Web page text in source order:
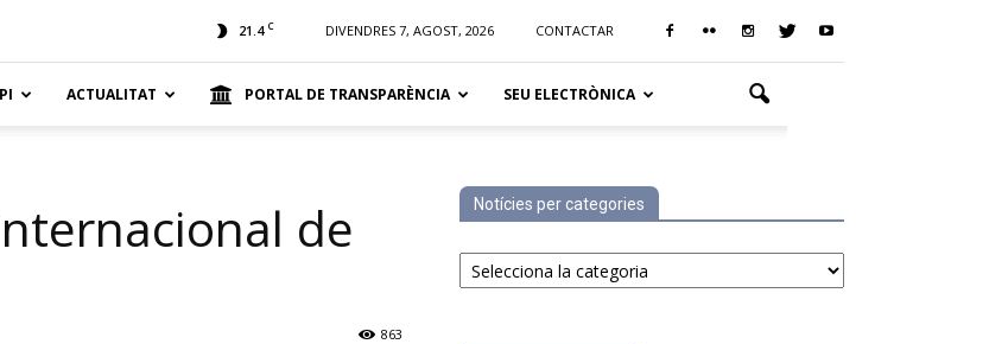
21.4 C DIVENDRES 7, AGOST, 2026 CONTACTAR
ACTUALITAT PORTAL DE TRANSPARÈNCIA SEU ELECTRÒNICA
de
863
Notícies per categories
Notícies
per